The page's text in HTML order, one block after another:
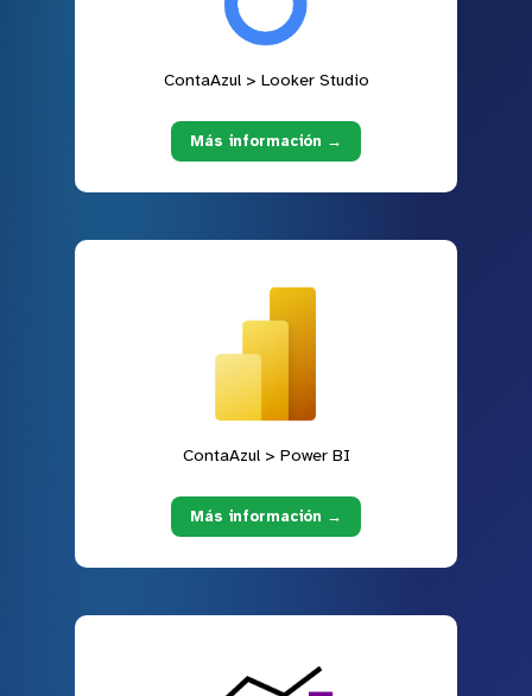
ContaAzul > Looker Studio
Más información →
ContaAzul > Power BI
Más información →